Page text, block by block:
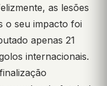
as lesões
o seu impacto foi
apenas 21
internacionais.